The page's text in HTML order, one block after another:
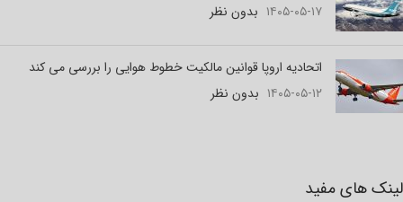
۱۴۰۵-۰۵-۱۷ بدون نظر
اتحادیه اروپا قوانین مالکیت خطوط هوایی را بررسی می کند
۱۴۰۵-۰۵-۱۲ بدون نظر
لینک های مفید